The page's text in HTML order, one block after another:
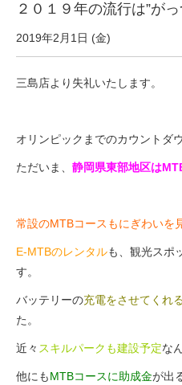
PB全車種カタログ
eVita
コンテンツ
店舗ブログ
２０１９年の流行は”が
2019年2月1日 (金)
三島店より失礼いたします。
オリンピックまでのカウントダ
ただいま、 静岡県東部地区は
常設のMTBコースもにぎわいを
E-MTBのレンタルも、観光スポ
す。
バッテリーの充電をさせてくれ
た。
近々 スキルパークも建設予定な
他にもMTBコースに助成金が出